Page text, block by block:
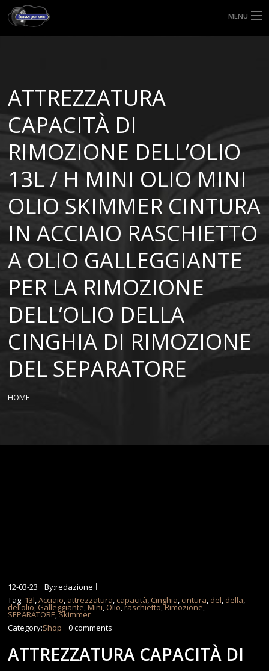
MENU
MISURE GOMME
BLOG
SHOP
ATTREZZATURA
CAPACITÀ DI
RIMOZIONE DELL’OLIO
13L / H MINI OLIO MINI
OLIO SKIMMER CINTURA
IN ACCIAIO RASCHIETTO
A OLIO GALLEGGIANTE
PER LA RIMOZIONE
DELL’OLIO DELLA
CINGHIA DI RIMOZIONE
DEL SEPARATORE
HOME
12-03-23
By:redazione
Tag: 13l,Acciaio, attrezzatura, capacità, Cinghia, cintura, del, della,
dellolio, Galleggiante,Mini, Olio,raschietto,Rimozione,
SEPARATORE,Skimmer
Category:Shop 0 comments
ATTREZZATURA CAPACITÀ DI